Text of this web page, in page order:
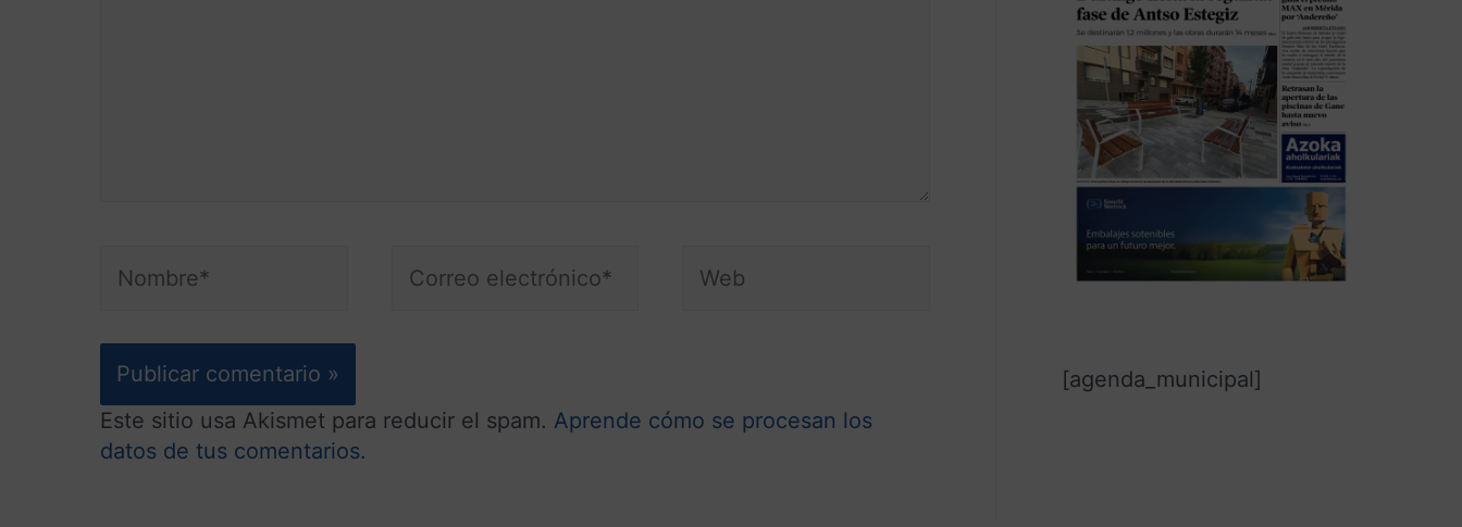
Este sitio usa Akismet para reducir el spam. Aprende cómo se procesan los
datos de tus comentarios.
[agenda_municipal]